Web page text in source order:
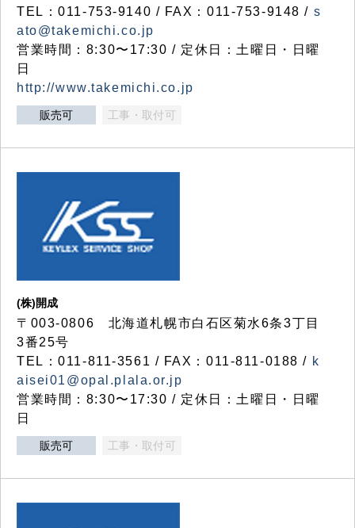
TEL：011-753-9140 / FAX：011-753-9148 / s
ato@takemichi.co.jp
営業時間：8:30〜17:30 / 定休日：土曜日・日曜
日
http://www.takemichi.co.jp
販売可 工事・取付可
(株)開成
〒003-0806 北海道札幌市白石区菊水6条3丁目
3番25号
TEL：011-811-3561 / FAX：011-811-0188 / k
aisei01@opal.plala.or.jp
営業時間：8:30〜17:30 / 定休日：土曜日・日曜
日
販売可 工事・取付可